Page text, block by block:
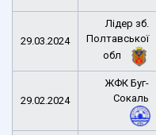
29.03.2024
Лідер зб.
Полтавської
обл
29.02.2024
ЖФК Буг-
Сокаль